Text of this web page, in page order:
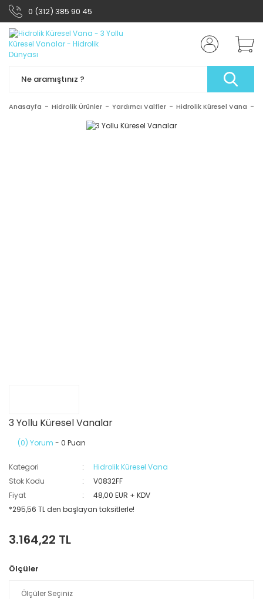
0 (312) 385 90 45
Anasayfa Hidrolik Ürünler Yardımcı Valfler Hidrolik Küresel Vana
3 Yollu Küresel Vanalar
(0) Yorum - 0 Puan
Kategori
Hidrolik Küresel Vana
Stok Kodu
V0832FF
Fiyat
48,00 EUR + KDV
*295,56 TL den başlayan taksitlerle!
3.164,22 TL
Ölçüler